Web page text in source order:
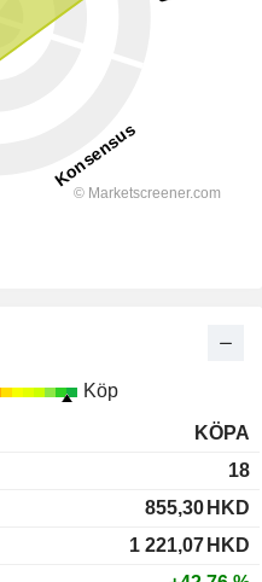
Köp
KÖPA
18
855,30 HKD
1 221,07 HKD